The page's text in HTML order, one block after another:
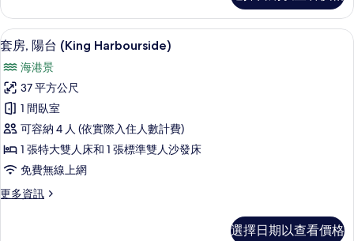
有
相
片
多
張
床
(Harbourside)
的
詳
情
顯
示
套
房,
陽
台
(King
Harbourside)
的
高級寢具、迷你吧、客房內保險箱、書
9
套房, 陽台 (King Harbourside)
海港景
37 平方公尺
1 間臥室
可容納 4 人 (依實際入住人數計費)
1 張特大雙人床和 1 張標準雙人沙發床
免費無線上網
更多資訊
更
選擇日期以查看價格